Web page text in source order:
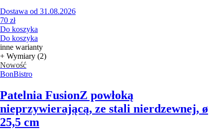
Dostawa od 31.08.2026
70 zł
Do koszyka
Do koszyka
inne warianty
+ Wymiary (2)
Nowość
BonBistro
Patelnia FusionZ powłoką
nieprzywierającą, ze stali nierdzewnej, ø
25,5 cm